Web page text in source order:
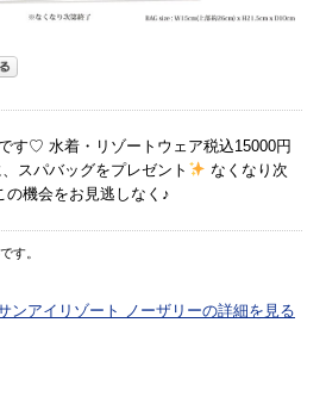
す♡ 水着・リゾートウェア税込15000円
スパバッグをプレゼント
なくなり次
機会をお見逃しなく♪
す。
ンアイリゾート ノーザリーの詳細を見る